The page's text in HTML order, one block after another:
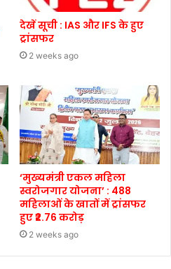
देखें सूची : IAS और IFS के हुए
ट्रांसफर
2 weeks ago
‘मुख्यमंत्री एकल महिला
स्वरोजगार योजना’ : 488
महिलाओं के खातों में ट्रांसफर
हुए ₹2.76 करोड़
2 weeks ago